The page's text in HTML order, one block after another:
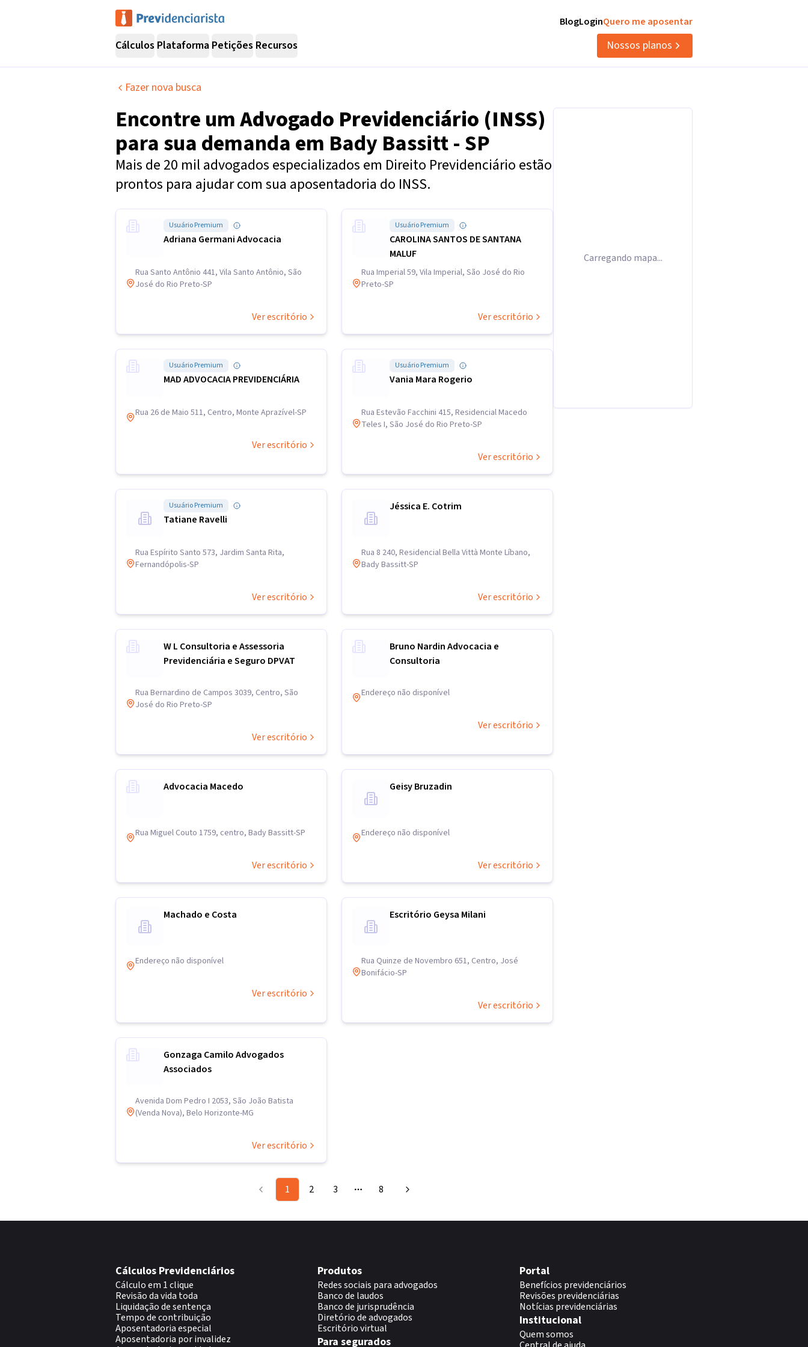
BlogLoginQuero me aposentar
Cálculos Plataforma Petições Recursos Nossos planos
Fazer nova busca
Encontre umAdvogado Previdenciário (INSS)
para sua demanda em Bady Bassitt - SP
Mais de 20 mil advogados especializados em Direito Previdenciário estão
prontos para ajudar com sua aposentadoria do INSS.
Usuário Premium
Adriana Germani Advocacia
Rua Santo Antônio 441, Vila Santo Antônio, São
José do Rio Preto-SP
Ver escritório
Usuário Premium
CAROLINA SANTOS DE SANTANA
MALUF
Rua Imperial 59, Vila Imperial, São José do Rio
Preto-SP
Ver escritório
Usuário Premium
MAD ADVOCACIA PREVIDENCIÁRIA
Rua 26 de Maio 511, Centro, Monte Aprazível-SP
Ver escritório
Usuário Premium
Vania Mara Rogerio
Rua Estevão Facchini 415, Residencial Macedo
Teles I, São José do Rio Preto-SP
Ver escritório
Usuário Premium
Tatiane Ravelli
Rua Espírito Santo 573, Jardim Santa Rita,
Fernandópolis-SP
Ver escritório
Jéssica E. Cotrim
Rua 8 240, Residencial Bella Vittà Monte Líbano,
Bady Bassitt-SP
Ver escritório
W L Consultoria e Assessoria
Previdenciária e Seguro DPVAT
Rua Bernardino de Campos 3039, Centro, São
José do Rio Preto-SP
Ver escritório
Bruno Nardin Advocacia e
Consultoria
Endereço não disponível
Ver escritório
Advocacia Macedo
Rua Miguel Couto 1759, centro, Bady Bassitt-SP
Ver escritório
Geisy Bruzadin
Endereço não disponível
Ver escritório
Machado e Costa
Endereço não disponível
Ver escritório
Escritório Geysa Milani
Rua Quinze de Novembro 651, Centro, José
Bonifácio-SP
Ver escritório
Gonzaga Camilo Advogados
Associados
Avenida Dom Pedro I 2053, São João Batista
(Venda Nova), Belo Horizonte-MG
Ver escritório
1 2 3 More pages
8
Carregando mapa...
Cálculos Previdenciários
Cálculo em 1 clique
Revisão da vida toda
Liquidação de sentença
Tempo de contribuição
Aposentadoria especial
Aposentadoria por invalidez
Produtos
Redes sociais para advogados
Banco de laudos
Banco de jurisprudência
Diretório de advogados
Escritório virtual
Para segurados
Portal
Benefícios previdenciários
Revisões previdenciárias
Notícias previdenciárias
Institucional
Quem somos